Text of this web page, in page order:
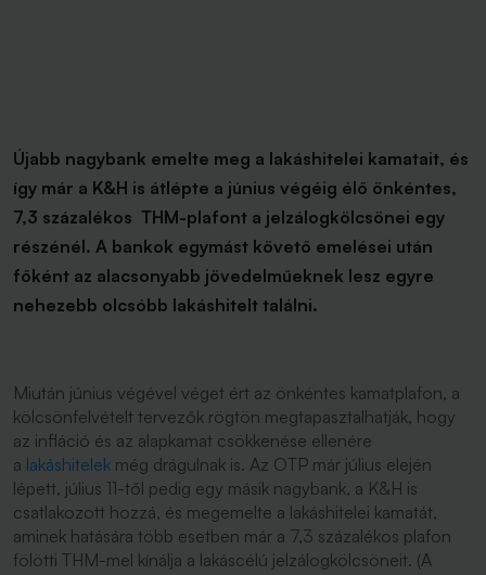
Újabb nagybank emelte meg a lakáshitelei kamatait, és
így már a K&H is átlépte a június végéig élő önkéntes,
7,3 százalékos THM-plafont a jelzálogkölcsönei egy
részénél. A bankok egymást követő emelései után
főként az alacsonyabb jövedelműeknek lesz egyre
nehezebb olcsóbb lakáshitelt találni.
Miután június végével véget ért az önkéntes kamatplafon, a
kölcsönfelvételt tervezők rögtön megtapasztalhatják, hogy
az infláció és az alapkamat csökkenése ellenére
a lakáshitelek még drágulnak is. Az OTP már július elején
lépett, július 11-től pedig egy másik nagybank, a K&H is
csatlakozott hozzá, és megemelte a lakáshitelei kamatát,
aminek hatására több esetben már a 7,3 százalékos plafon
fölötti THM-mel kínálja a lakáscélú jelzálogkölcsöneit. (A